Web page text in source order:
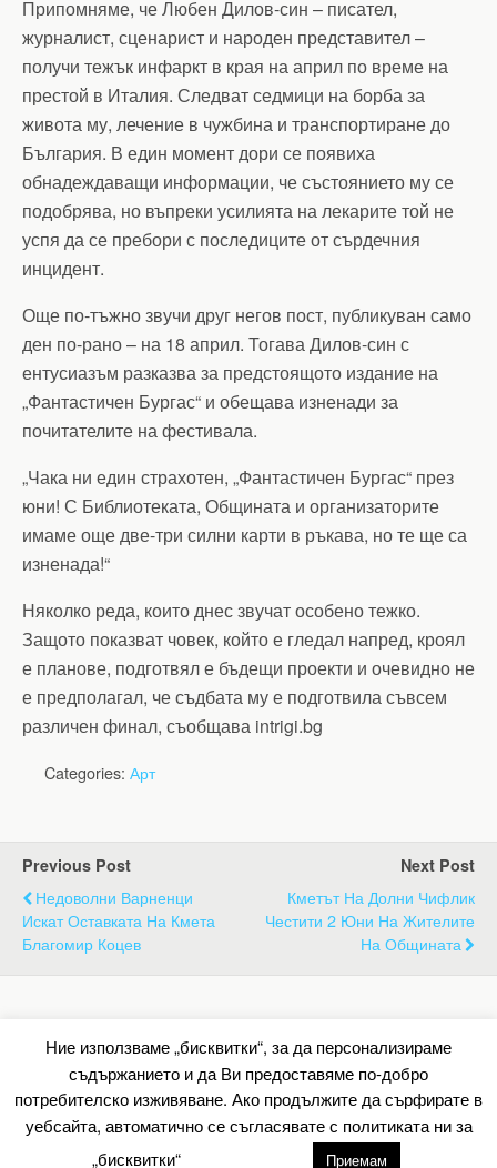
Припомняме, че Любен Дилов-син – писател,
журналист, сценарист и народен представител –
получи тежък инфаркт в края на април по време на
престой в Италия. Следват седмици на борба за
живота му, лечение в чужбина и транспортиране до
България. В един момент дори се появиха
обнадеждаващи информации, че състоянието му се
подобрява, но въпреки усилията на лекарите той не
успя да се пребори с последиците от сърдечния
инцидент.
Още по-тъжно звучи друг негов пост, публикуван само
ден по-рано – на 18 април. Тогава Дилов-син с
ентусиазъм разказва за предстоящото издание на
„Фантастичен Бургас“ и обещава изненади за
почитателите на фестивала.
„Чака ни един страхотен, „Фантастичен Бургас“ през
юни! С Библиотеката, Общината и организаторите
имаме още две-три силни карти в ръкава, но те ще са
изненада!“
Няколко реда, които днес звучат особено тежко.
Защото показват човек, който е гледал напред, кроял
е планове, подготвял е бъдещи проекти и очевидно не
е предполагал, че съдбата му е подготвила съвсем
различен финал, съобщава intrigi.bg
Categories: Арт
Previous Post
Недоволни Варненци
Искат Оставката На Кмета
Благомир Коцев
Next Post
Кметът На Долни Чифлик
Честити 2 Юни На Жителите
На Общината
Back to top
Mobile Desktop
All content Copyright Барометър.нет
Ние използваме „бисквитки“, за да персонализираме
съдържанието и да Ви предоставяме по-добро
потребителско изживяване. Ако продължите да сърфирате в
уебсайта, автоматично се съгласявате с политиката ни за
„бисквитки“
Приемам